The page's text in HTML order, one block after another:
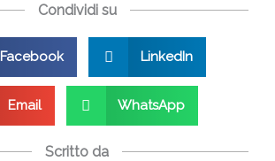
Condividi su
Facebook LinkedIn
Email WhatsApp
Scritto da